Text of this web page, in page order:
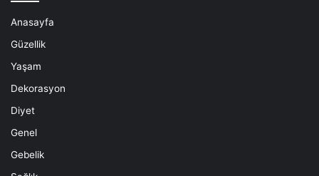
Anasayfa
Güzellik
Yaşam
Dekorasyon
Diyet
Genel
Gebelik